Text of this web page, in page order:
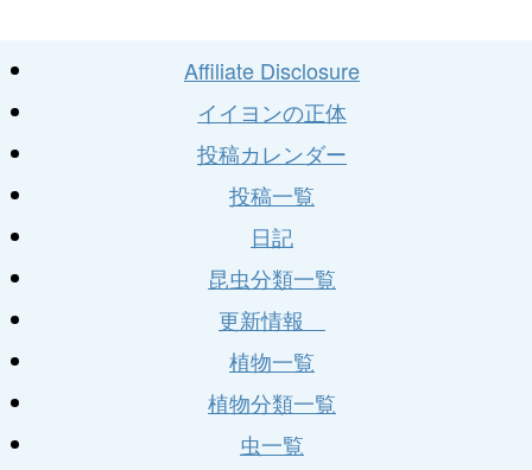
Affiliate Disclosure
イイヨンの正体
投稿カレンダー
投稿一覧
日記
昆虫分類一覧
更新情報
植物一覧
植物分類一覧
虫一覧